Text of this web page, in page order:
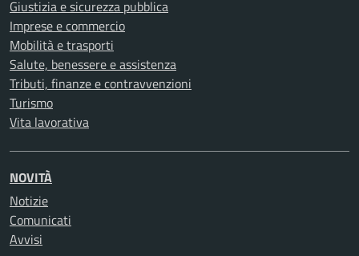
Giustizia e sicurezza pubblica
Imprese e commercio
Mobilità e trasporti
Salute, benessere e assistenza
Tributi, finanze e contravvenzioni
Turismo
Vita lavorativa
NOVITÀ
Notizie
Comunicati
Avvisi